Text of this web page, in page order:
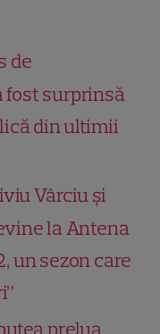
de
fost surprinsă
din ultimii
Vârciu și
la Antena
un sezon care